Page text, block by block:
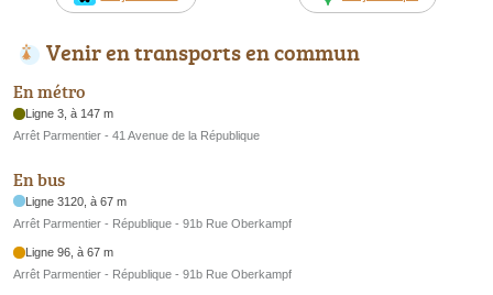
Venir en transports en commun
En métro
Ligne 3, à 147 m
Arrêt Parmentier - 41 Avenue de la République
En bus
Ligne 3120, à 67 m
Arrêt Parmentier - République - 91b Rue Oberkampf
Ligne 96, à 67 m
Arrêt Parmentier - République - 91b Rue Oberkampf